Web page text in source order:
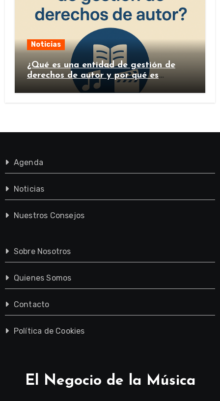
Noticias
¿Qué es una entidad de gestión de
derechos de autor y por qué es
importante?
Agenda
Noticias
Nuestros Consejos
Sobre Nosotros
Quienes Somos
Contacto
Política de Cookies
El Negocio de la Música